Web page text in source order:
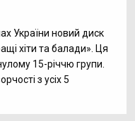
України новий диск
хіти та балади». Ця
15-річчю групи.
з усіх 5